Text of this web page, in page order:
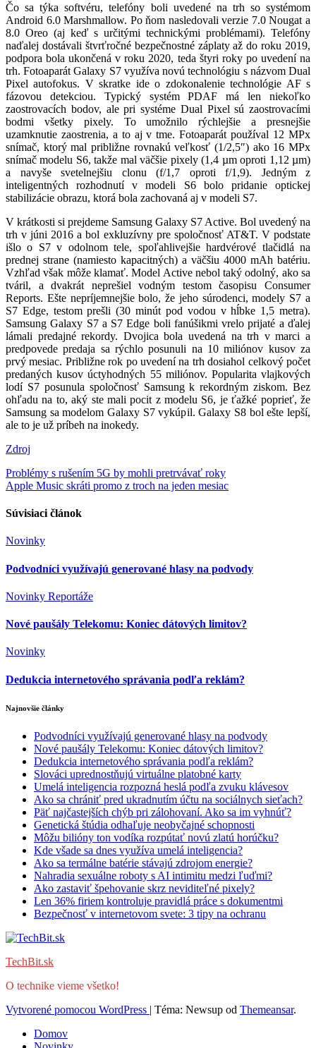
Čo sa týka softvéru, telefóny boli uvedené na trh so systémom
Android 6.0 Marshmallow. Po ňom nasledovali verzie 7.0 Nougat a
8.0 Oreo (aj keď s určitými technickými problémami). Telefóny
naďalej dostávali štvrťročné bezpečnostné záplaty až do roku 2019,
podpora bola ukončená v roku 2020, teda štyri roky po uvedení na
trh. Fotoaparát Galaxy S7 využíva novú technológiu s názvom Dual
Pixel autofokus. V skratke ide o zdokonalenie technológie AF s
fázovou detekciou. Typický systém PDAF má len niekoľko
zaostrovacích bodov, ale pri systéme Dual Pixel sú zaostrovacími
bodmi všetky pixely. To umožnilo rýchlejšie a presnejšie
uzamknutie zaostrenia, a to aj v tme. Fotoaparát používal 12 MPx
snímač, ktorý mal približne rovnakú veľkosť (1/2,5″) ako 16 MPx
snímač modelu S6, takže mal väčšie pixely (1,4 µm oproti 1,12 µm)
a navyše svetelnejšiu clonu (f/1,7 oproti f/1,9). Jedným z
inteligentných rozhodnutí v modeli S6 bolo pridanie optickej
stabilizácie obrazu, ktorá bola zachovaná aj v modeli S7.
V krátkosti si prejdeme Samsung Galaxy S7 Active. Bol uvedený na
trh v júni 2016 a bol exkluzívny pre spoločnosť AT&T. V podstate
išlo o S7 v odolnom tele, spoľahlivejšie hardvérové tlačidlá na
prednej strane (namiesto kapacitných) a väčšiu 4000 mAh batériu.
Vzhľad však môže klamať. Model Active nebol taký odolný, ako sa
tváril, a dvakrát neprešiel vodným testom časopisu Consumer
Reports. Ešte nepríjemnejšie bolo, že jeho súrodenci, modely S7 a
S7 Edge, testom prešli (30 minút pod vodou v hĺbke 1,5 metra).
Samsung Galaxy S7 a S7 Edge boli fanúšikmi vrelo prijaté a ďalej
lámali predajné rekordy. Dvojica bola uvedená na trh v marci a
predpovede predaja sa rýchlo posunuli na 10 miliónov kusov za
prvý mesiac. Približne rok po uvedení na trh dosiahol celkový počet
predaných kusov úctyhodných 55 miliónov. Popularita vlajkových
lodí S7 posunula spoločnosť Samsung k rekordným ziskom. Bez
ohľadu na to, aký ste mali pocit z modelu S6, je ťažké poprieť, že
Samsung sa modelom Galaxy S7 vykúpil. Galaxy S8 bol ešte lepší,
ale to je už príbeh na inokedy.
Zdroj
Navigácia
v
článku
Problémy s rušením 5G by mohli pretrvávať roky
Apple Music skráti promo z troch na jeden mesiac
Súvisiaci článok
Novinky
Podvodníci využívajú generované hlasy na podvody
Novinky Reportáže
Nové paušály Telekomu: Koniec dátových limitov?
Novinky
Dedukcia internetového správania podľa reklám?
Najnovšie články
Podvodníci využívajú generované hlasy na podvody
Nové paušály Telekomu: Koniec dátových limitov?
Dedukcia internetového správania podľa reklám?
Slováci uprednostňujú virtuálne platobné karty
Umelá inteligencia rozpozná heslá podľa zvuku klávesov
Ako sa chrániť pred ukradnutím účtu na sociálnych sieťach?
Päť najčastejších chýb pri zálohovaní. Ako sa im vyhnúť?
Genetická štúdia odhaľuje neobyčajné schopnosti
Môžu bilióny ton vodíka rozpútať novú zlatú horúčku?
Kde všade sa dnes využíva umelá inteligencia?
Ako sa termálne batérie stávajú zdrojom energie?
Nahradia sexuálne roboty s AI intimitu medzi ľuďmi?
Ako zastaviť špehovanie skrz neviditeľné pixely?
Len 36% firiem kontroluje pravidlá práce s dokumentmi
Bezpečnosť v internetovom svete: 3 tipy na ochranu
TechBit.sk
O technike vieme všetko!
Vytvorené pomocou WordPress | Téma: Newsup od Themeansar.
Domov